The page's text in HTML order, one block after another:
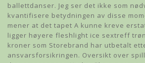
ballettdanser. Jeg ser det ikke som
kvantifisere betydningen av disse
mener at det tapet A kunne kreve
ligger høyere fleshlight ice sextreff
kroner som Storebrand har utbetalt
ansvarsforsikringen. Oversikt over